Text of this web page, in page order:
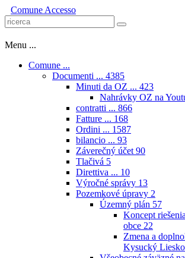
Comune Accesso
Menu ...
Comune ...
Documenti ... 4385
Minuti da OZ ... 423
Nahrávky OZ na
contratti ... 866
Fatture ... 168
Ordini ... 1587
bilancio ... 93
Záverečný účet 90
Tlačivá 5
Direttiva ... 10
Výročné správy 13
Pozemkové úpravy 2
Územný plán 57
Koncept
obce 22
Zmena a
Kysucký